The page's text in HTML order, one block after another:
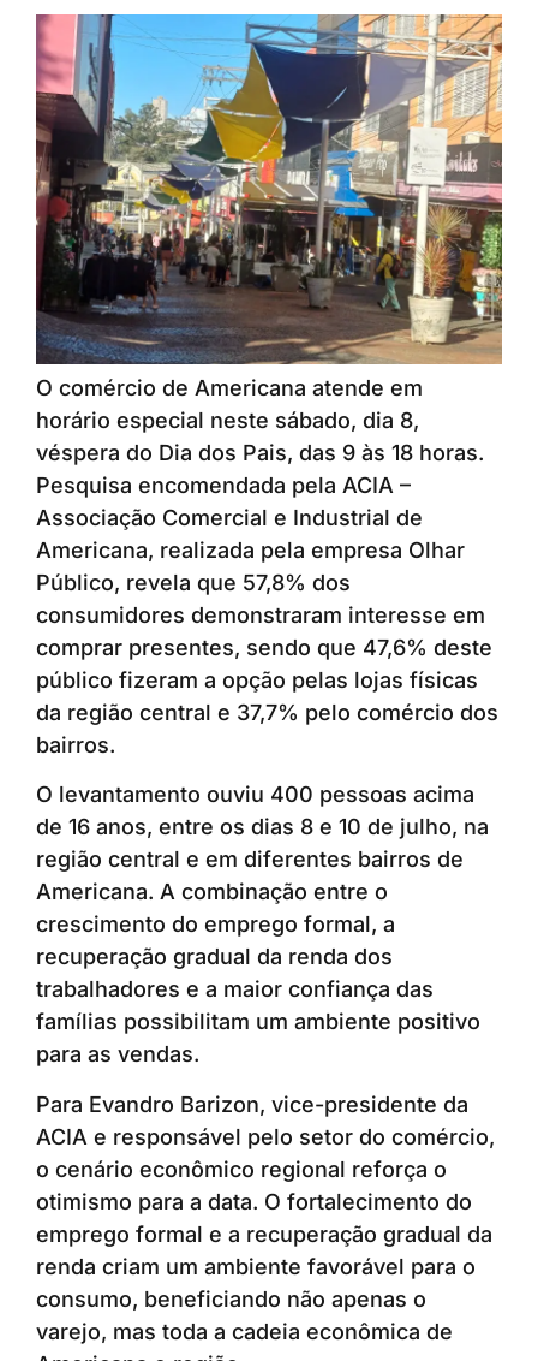
O comércio de Americana atende em
horário especial neste sábado, dia 8,
véspera do Dia dos Pais, das 9 às 18 horas.
Pesquisa encomendada pela ACIA –
Associação Comercial e Industrial de
Americana, realizada pela empresa Olhar
Público, revela que 57,8% dos
consumidores demonstraram interesse em
comprar presentes, sendo que 47,6% deste
público fizeram a opção pelas lojas físicas
da região central e 37,7% pelo comércio dos
bairros.
O levantamento ouviu 400 pessoas acima
de 16 anos, entre os dias 8 e 10 de julho, na
região central e em diferentes bairros de
Americana. A combinação entre o
crescimento do emprego formal, a
recuperação gradual da renda dos
trabalhadores e a maior confiança das
famílias possibilitam um ambiente positivo
para as vendas.
Para Evandro Barizon, vice-presidente da
ACIA e responsável pelo setor do comércio,
o cenário econômico regional reforça o
otimismo para a data. O fortalecimento do
emprego formal e a recuperação gradual da
renda criam um ambiente favorável para o
consumo, beneficiando não apenas o
varejo, mas toda a cadeia econômica de